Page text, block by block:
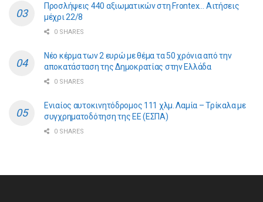
Προσλήψεις 440 αξιωματικών στη Frontex… Αιτήσεις
μέχρι 22/8
0 SHARES
Νέο κέρμα των 2 ευρώ με θέμα τα 50 χρόνια από την
αποκατάσταση της Δημοκρατίας στην Ελλάδα
0 SHARES
Ενιαίος αυτοκινητόδρομος 111 χλμ. Λαμία – Τρίκαλα με
συγχρηματοδότηση της ΕE (ΕΣΠΑ)
0 SHARES